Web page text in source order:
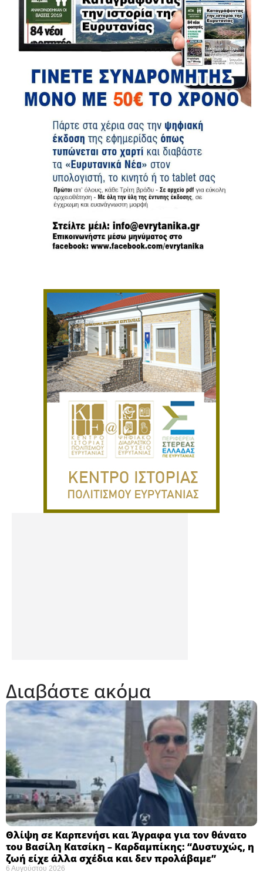
Διαβάστε ακόμα
Θλίψη σε Καρπενήσι και Άγραφα για τον θάνατο
του Βασίλη Κατσίκη – Καρδαμπίκης: “Δυστυχώς, η
ζωή είχε άλλα σχέδια και δεν προλάβαμε”
6 Αυγούστου 2026